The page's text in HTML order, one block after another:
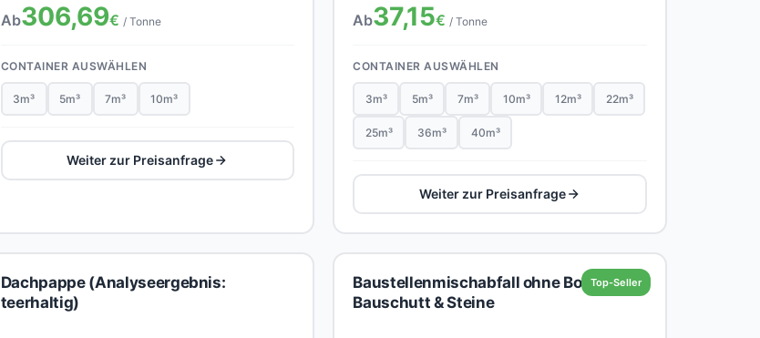
Ab306,69€ / Tonne
CONTAINER AUSWÄHLEN
3m³ 5m³ 7m³ 10m³
Weiter zur Preisanfrage
Ab37,15€ / Tonne
CONTAINER AUSWÄHLEN
3m³ 5m³ 7m³ 10m³ 12m³ 22m³
25m³ 36m³ 40m³
Weiter zur Preisanfrage
Dachpappe (Analyseergebnis:
teerhaltig)
Top-Seller
Baustellenmischabfall ohne Boden,
Bauschutt & Steine